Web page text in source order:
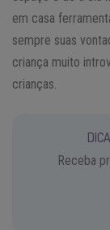
em casa
sempre suas
criança muito
crianças.
Receba